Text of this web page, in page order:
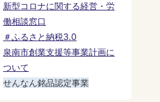
新型コロナに関する経営・労
働相談窓口
＃ふるさと納税3.0
泉南市創業支援等事業計画に
ついて
せんなん銘品認定事業